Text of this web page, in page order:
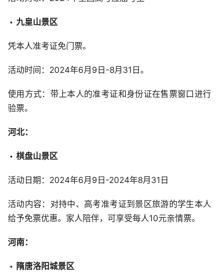
九皇山景区
凭本人准考证免门票。
活动时间：2024年6月9日-8月31日。
使用方式：带上本人的准考证和身份证在售票窗口进行
验票。
河北：
棋盘山景区
活动日期：2024年6月9日-2024年8月31日
活动内容：对持中、高考准考证到景区旅游的学生本人
给予免票优惠。家人陪伴，可享受每人10元亲情票。
河南：
隋唐洛阳城景区